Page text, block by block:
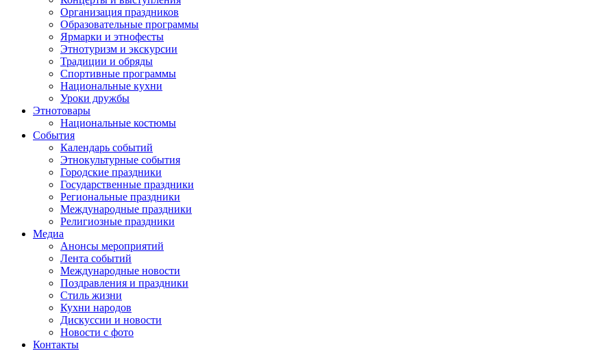
Организация праздников
Образовательные программы
Ярмарки и этнофесты
Этнотуризм и экскурсии
Традиции и обряды
Спортивные программы
Национальные кухни
Уроки дружбы
Этнотовары
Национальные костюмы
События
Календарь событий
Этнокультурные события
Городские праздники
Государственные праздники
Региональные праздники
Международные праздники
Религиозные праздники
Медиа
Анонсы мероприятий
Лента событий
Международные новости
Поздравления и праздники
Cтиль жизни
Кухни народов
Дискуссии и новости
Новости с фото
Контакты